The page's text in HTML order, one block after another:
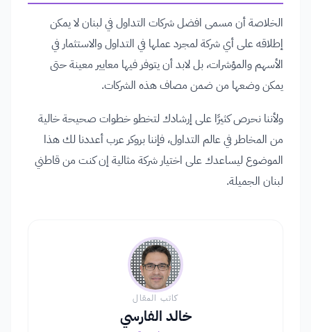
الخلاصة أن مسمى افضل شركات التداول في لبنان لا يمكن
إطلاقه على أي شركة لمجرد عملها في التداول والاستثمار في
الأسهم والمؤشرات، بل لابد أن يتوفر فيها معايير معينة حتى
يمكن وضعها من ضمن مصاف هذه الشركات.
ولأننا نحرص كثيرًا على إرشادك لتخطو خطوات صحيحة خالية
من المخاطر في عالم التداول، فإننا بروكر عرب أعددنا لك هذا
الموضوع ليساعدك على اختيار شركة مثالية إن كنت من قاطني
لبنان الجميلة.
كاتب المقال
خالد الفارسي